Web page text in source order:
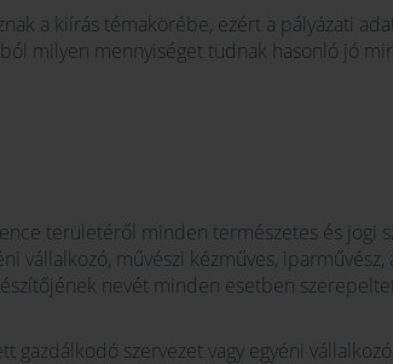
a kiírás témakörébe, ezért a pályázati
milyen mennyiséget tudnak hasonló jó
területéről minden természetes és jogi
vállalkozó, művészi kézműves,
nevét minden esetben
gazdálkodó szervezet vagy egyéni vállalkozó,